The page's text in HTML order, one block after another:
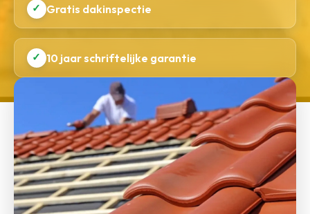
✓ Gratis dakinspectie
✓ 10 jaar schriftelijke garantie